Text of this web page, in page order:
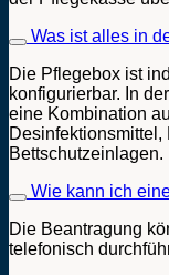
Was ist alles in
Die Pflegebox ist
konfigurierbar. In
eine Kombination
Desinfektionsmittel,
Bettschutzeinlagen.
Wie kann ich
Die Beantragung
telefonisch